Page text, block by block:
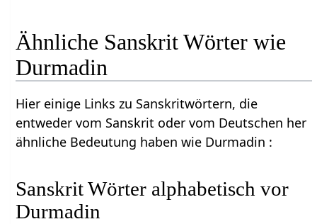
Ähnliche Sanskrit Wörter wie
Durmadin
Hier einige Links zu Sanskritwörtern, die
entweder vom Sanskrit oder vom Deutschen her
ähnliche Bedeutung haben wie Durmadin :
Sanskrit Wörter alphabetisch vor
Durmadin